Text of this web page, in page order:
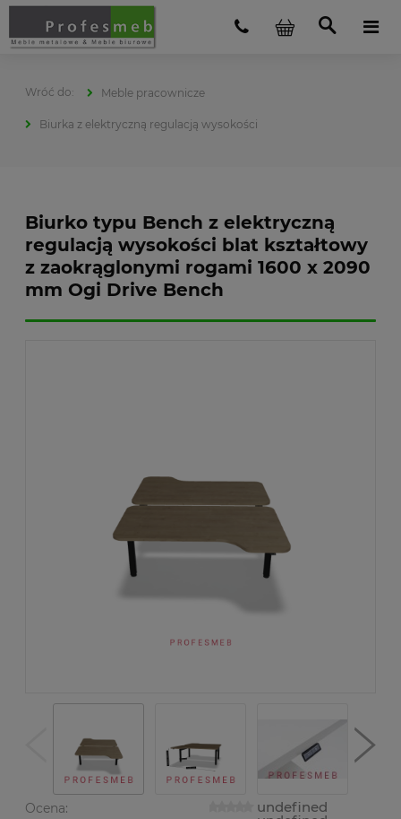
Meble pracownicze
Biurka z elektryczną regulacją wysokości
Biurko typu Bench z elektryczną
regulacją wysokości blat kształtowy
z zaokrąglonymi rogami 1600 x 2090
mm Ogi Drive Bench
Ocena: undefined